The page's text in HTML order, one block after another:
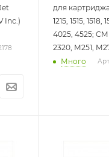
Inc.)
для
1215, 1515,
4025, 4525; CM
2320, M251,
Много